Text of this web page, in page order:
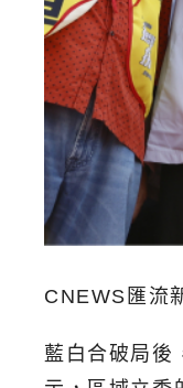
CNEWS匯流
藍白合破局後